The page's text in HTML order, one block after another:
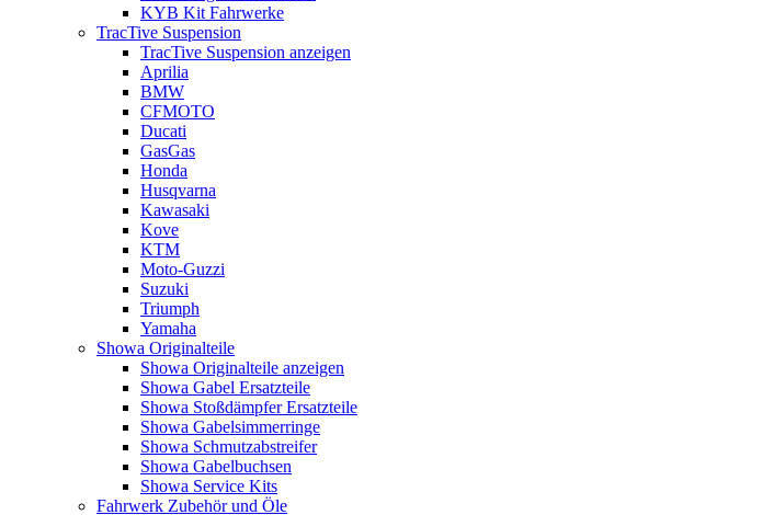
KYB Kit Fahrwerke
TracTive Suspension
TracTive Suspension anzeigen
Aprilia
BMW
CFMOTO
Ducati
GasGas
Honda
Husqvarna
Kawasaki
Kove
KTM
Moto-Guzzi
Suzuki
Triumph
Yamaha
Showa Originalteile
Showa Originalteile anzeigen
Showa Gabel Ersatzteile
Showa Stoßdämpfer Ersatzteile
Showa Gabelsimmerringe
Showa Schmutzabstreifer
Showa Gabelbuchsen
Showa Service Kits
Fahrwerk Zubehör und Öle